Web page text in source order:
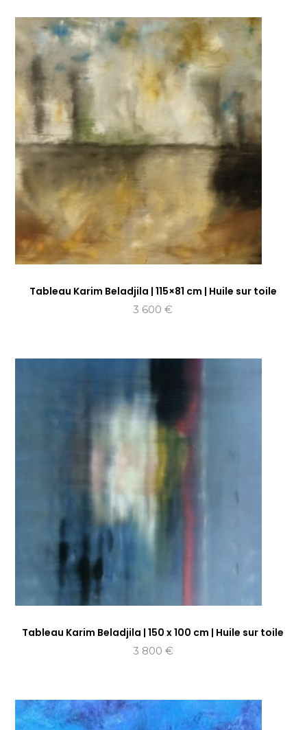
Tableau Karim Beladjila | 115×81 cm | Huile sur toile
3 600€
Tableau Karim Beladjila | 150 x 100 cm | Huile sur toile
3 800 €